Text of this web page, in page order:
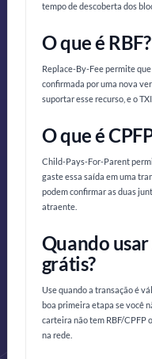
tempo de descoberta dos
O que é RBF?
Replace-By-Fee permite
confirmada por uma nova
suportar esse recurso, e o
O que é
Child-Pays-For-Parent
gaste essa saída em uma
podem confirmar as duas
atraente.
Quando
grátis?
Use quando a transação é
boa primeira etapa se você
carteira não tem RBF/CPFP
na rede.